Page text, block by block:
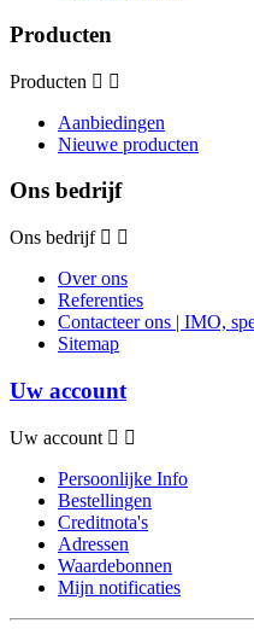
Producten
Producten
Aanbiedingen
Nieuwe producten
Ons bedrijf
Ons bedrijf
Over ons
Referenties
Contacteer ons | IMO,
Sitemap
Uw account
Uw account
Persoonlijke Info
Bestellingen
Creditnota's
Adressen
Waardebonnen
Mijn notificaties